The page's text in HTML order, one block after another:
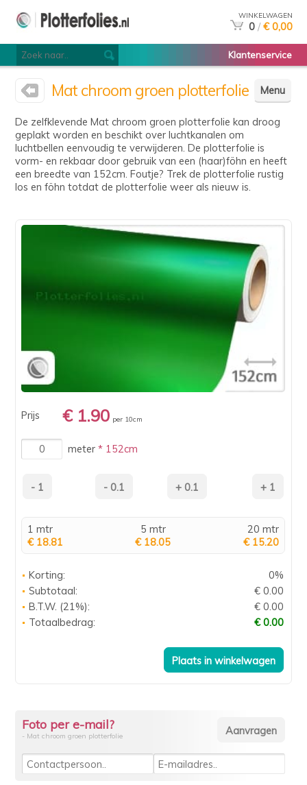
WINKELWAGEN
0 / € 0,00
Klantenservice
Menu
Mat chroom groen plotterfolie
De zelfklevende Mat chroom groen plotterfolie kan droog
geplakt worden en beschikt over luchtkanalen om
luchtbellen eenvoudig te verwijderen. De plotterfolie is
vorm- en rekbaar door gebruik van een (haar)föhn en heeft
een breedte van 152cm. Foutje? Trek de plotterfolie rustig
los en föhn totdat de plotterfolie weer als nieuw is.
Prijs € 1.90 per 10cm
meter* 152cm
1 mtr
€ 18.81
5 mtr
€ 18.05
20 mtr
€ 15.20
Korting:
0%
Subtotaal:
€ 0.00
B.T.W. (21%):
€ 0.00
Totaalbedrag:
€ 0.00
Foto per e-mail?
- Mat chroom groen plotterfolie